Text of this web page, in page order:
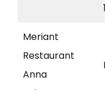
Meriant
Restaurant
Anna